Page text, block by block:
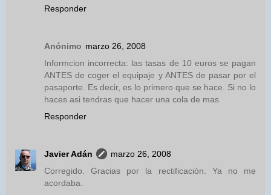
Responder
Anónimo marzo 26, 2008
Informcion incorrecta: las tasas de 10 euros se pagan
ANTES de coger el equipaje y ANTES de pasar por el
pasaporte. Es decir, es lo primero que se hace. Si no lo
haces asi tendras que hacer una cola de mas
Responder
Javier Adán
marzo 26, 2008
Corregido. Gracias por la rectificación. Ya no me
acordaba.